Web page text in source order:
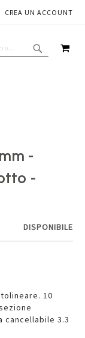
CREA UN ACCOUNT
-
-
DISPONIBILE
10
cancellabile 3.3